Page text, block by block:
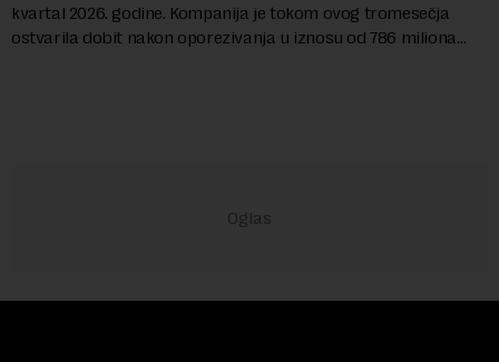
kvartal 2026. godine. Kompanija je tokom ovog tromesečja
ostvarila dobit nakon oporezivanja u iznosu od 786 miliona